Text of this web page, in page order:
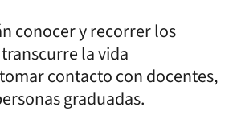
conocer y recorrer los
la vida
contacto con docentes,
graduadas.